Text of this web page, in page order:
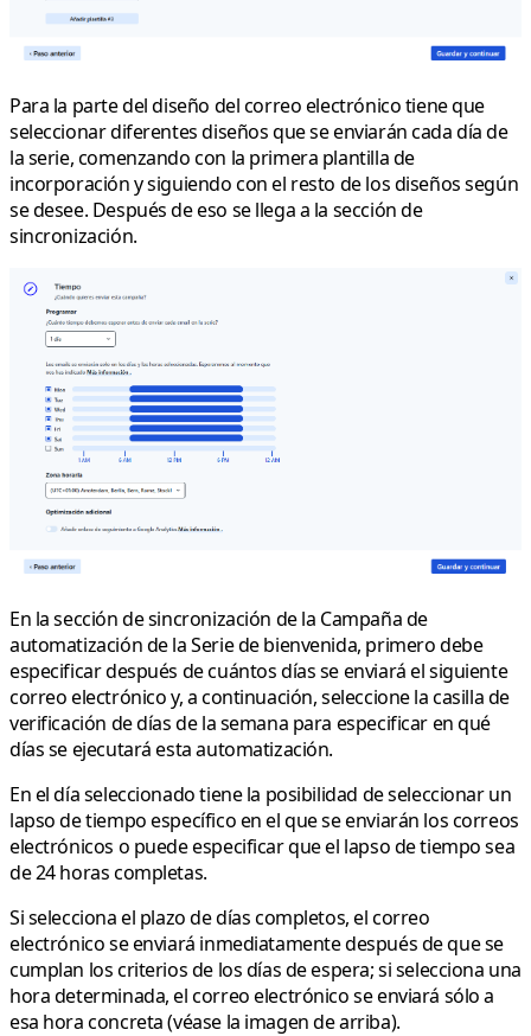
Para la parte del diseño del correo electrónico tiene que
seleccionar diferentes diseños que se enviarán cada día de
la serie, comenzando con la primera plantilla de
incorporación y siguiendo con el resto de los diseños según
se desee. Después de eso se llega a la sección de
sincronización.
En la sección de sincronización de la Campaña de
automatización de la Serie de bienvenida, primero debe
especificar después de cuántos días se enviará el siguiente
correo electrónico y, a continuación, seleccione la casilla de
verificación de días de la semana para especificar en qué
días se ejecutará esta automatización.
En el día seleccionado tiene la posibilidad de seleccionar un
lapso de tiempo específico en el que se enviarán los correos
electrónicos o puede especificar que el lapso de tiempo sea
de 24 horas completas.
Si selecciona el plazo de días completos, el correo
electrónico se enviará inmediatamente después de que se
cumplan los criterios de los días de espera; si selecciona una
hora determinada, el correo electrónico se enviará sólo a
esa hora concreta (véase la imagen de arriba).